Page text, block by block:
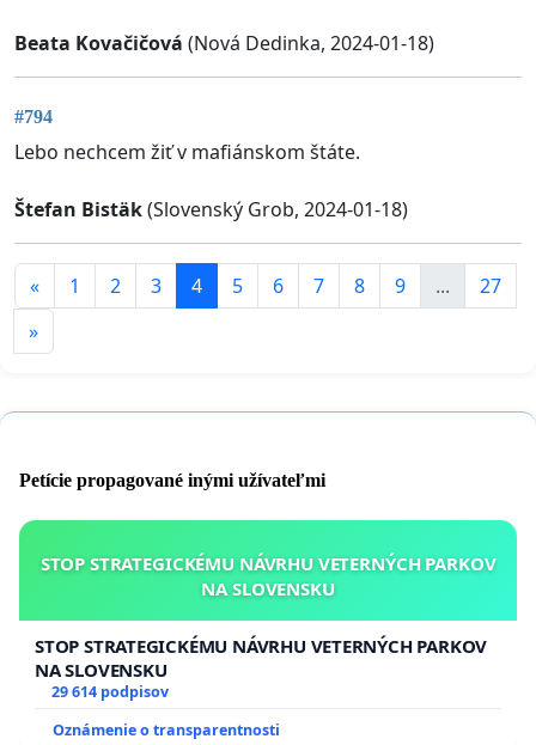
Beata Kovačičová (Nová Dedinka, 2024-01-18)
#794
Lebo nechcem žiť v mafiánskom štáte.
Štefan Bistäk(Slovenský Grob, 2024-01-18)
« 1 2 3 4 5 6 7 8 9 ...
27
»
Petície propagované inými užívateľmi
STOP STRATEGICKÉMU NÁVRHU VETERNÝCH PARKOV
NA SLOVENSKU
STOP STRATEGICKÉMU NÁVRHU VETERNÝCH PARKOV
NA SLOVENSKU
29 614 podpisov
Oznámenie o transparentnosti